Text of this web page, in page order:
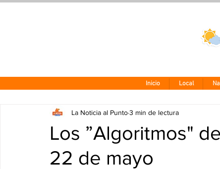
Inicio Local
Los ”Algoritmos"
22 de mayo
La Noticia al Punto3 min de lectura